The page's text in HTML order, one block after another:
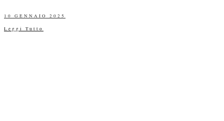
POSTED
10 GENNAIO 2025
Leggi Tutto